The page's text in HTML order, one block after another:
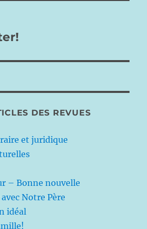
DES REVUES
et juridique
– Bonne nouvelle
Notre Père
idéal